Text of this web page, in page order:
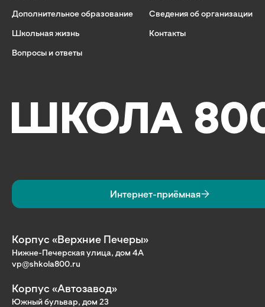
Дополнительное образование
Школьная жизнь
Вопросы и ответы
Сведения об организации
Контакты
Интернет-приёмная
Корпус «Верхние Печеры»
Нижне-Печерская улица, дом 4А
vp@shkola800.ru
Корпус «Автозавод»
Южный бульвар, дом 23